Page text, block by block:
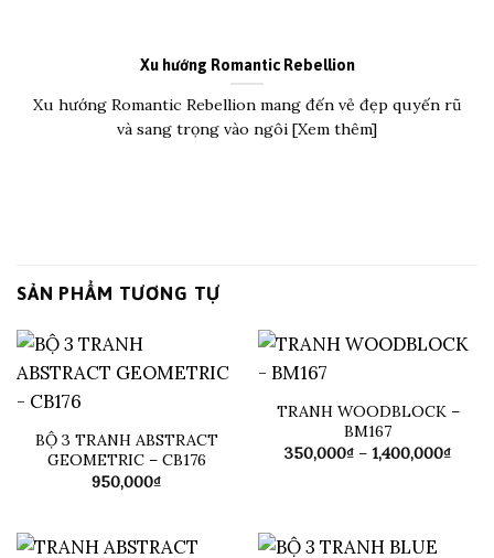
Xu hướng Romantic Rebellion
Xu hướng Romantic Rebellion mang đến vẻ đẹp quyến rũ
và sang trọng vào ngôi [Xem thêm]
SẢN PHẨM TƯƠNG TỰ
BỘ 3 TRANH ABSTRACT
GEOMETRIC – CB176
950,000₫
TRANH WOODBLOCK –
BM167
350,000₫ – 1,400,000₫